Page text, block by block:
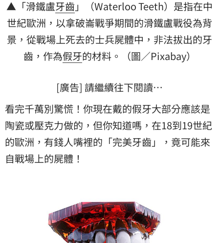
▲「滑鐵盧牙齒 」（Waterloo Teeth）是指在中
世紀歐洲，以拿破崙戰爭期間的滑鐵盧戰役為背
景，從戰場上死去的士兵屍體中，非法拔出的牙
齒，作為假牙的材料。（圖／Pixabay）
[廣告] 請繼續往下閱讀…
看完千萬別驚慌！你現在戴的假牙大部分應該是
陶瓷或壓克力做的，但你知道嗎，在18到19世紀
的歐洲，有錢人嘴裡的「完美牙齒」，竟可能來
自戰場上的屍體！